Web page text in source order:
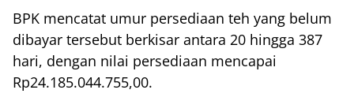
BPK mencatat umur persediaan teh yang belum
dibayar tersebut berkisar antara 20 hingga 387
hari, dengan nilai persediaan mencapai
Rp24.185.044.755,00.